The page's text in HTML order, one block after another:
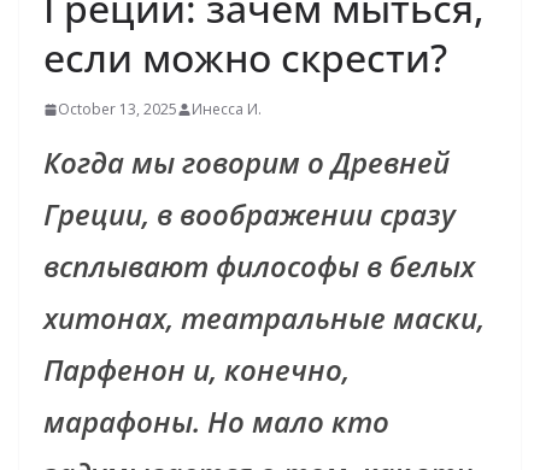
если можно скрести?
October 13, 2025 Инесса И.
Когда мы говорим о Древней
Греции, в воображении сразу
всплывают философы в белых
хитонах, театральные маски,
Парфенон и, конечно,
марафоны. Но мало кто